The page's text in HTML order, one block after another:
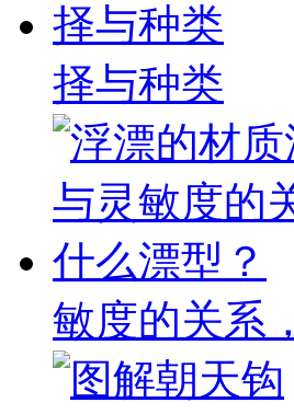
择与种类
敏度的关系